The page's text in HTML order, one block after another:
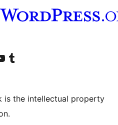
TikTok
náš kanál YouTube
Navštívte náš účet na platforme Tumblr
is the intellectual property